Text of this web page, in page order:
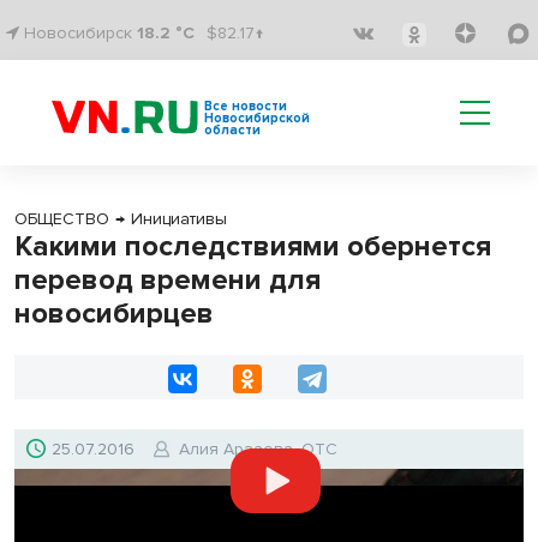
Новосибирск 18.2 °C $82.17↑
Все новости
Новосибирской
области
ОБЩЕСТВО → Инициативы
Какими последствиями обернется
перевод времени для
новосибирцев
25.07.2016 Алия Арзаева, ОТС